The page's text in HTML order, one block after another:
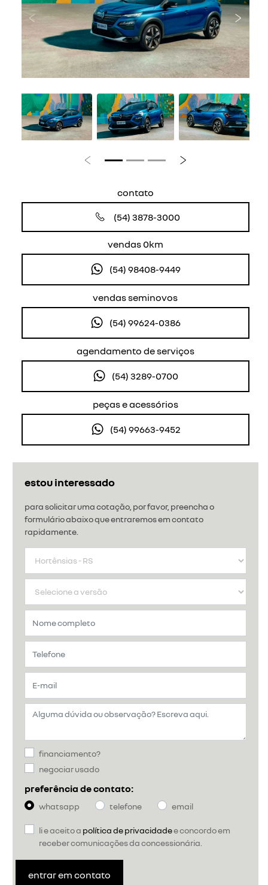
estou interessado
para solicitar uma cotação, por favor, preencha o
formulário abaixo que entraremos em contato
rapidamente.
financiamento?
negociar usado
preferência de contato:
whatsapp telefone email
li e aceito a política de privacidadee concordo em
receber comunicações da concessionária.
entrar em contato
Anterior
Anterior Próximo
contato
(54) 3878-3000
vendas 0km
(54) 98408-9449
vendas seminovos
(54) 99624-0386
agendamento de serviços
(54) 3289-0700
peças e acessórios
(54) 99663-9452